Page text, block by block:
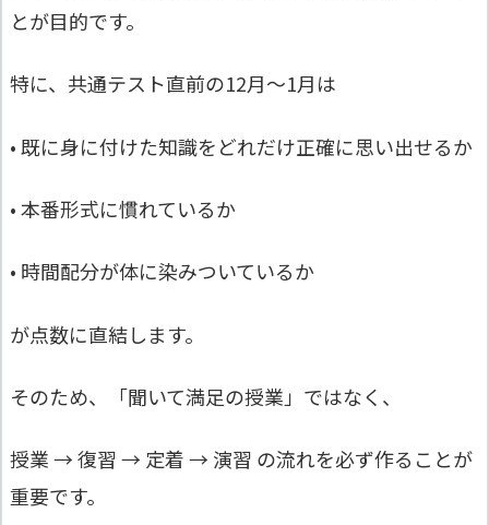
とが目的です。
特に、共通テスト直前の12月〜1月は
• 既に身に付けた知識をどれだけ正確に思い出せるか
• 本番形式に慣れているか
• 時間配分が体に染みついているか
が点数に直結します。
そのため、「聞いて満足の授業」ではなく、
授業 → 復習 → 定着 → 演習 の流れを必ず作ることが
重要です。